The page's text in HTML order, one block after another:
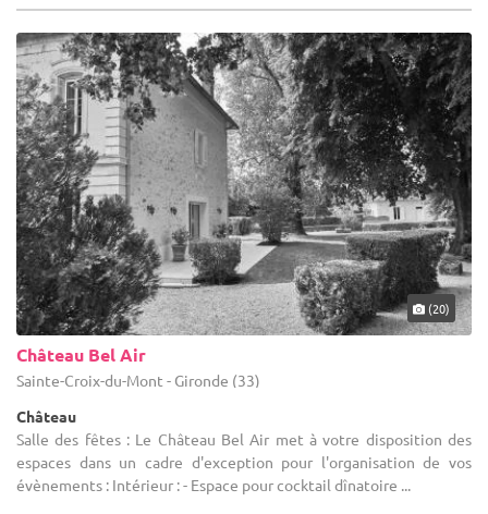
(20)
Château Bel Air
Sainte-Croix-du-Mont - Gironde (33)
Château
Salle des fêtes : Le Château Bel Air met à votre disposition des
espaces dans un cadre d'exception pour l'organisation de vos
évènements : Intérieur : - Espace pour cocktail dînatoire ...